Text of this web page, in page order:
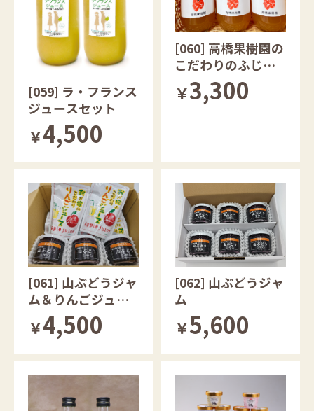
[059] ラ・フランス
ジュースセット
￥4,500
[060] 高橋果樹園の
こだわりのふじり
んごジュース
￥3,300
[061] 山ぶどうジャ
ム＆りんごジュー
スセット
￥4,500
[062] 山ぶどうジャ
ム
￥5,600